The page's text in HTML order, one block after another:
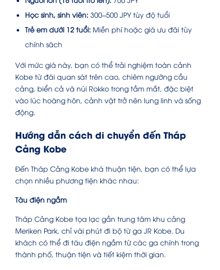
Học sinh, sinh viên: 300–500 JPY tùy độ tuổi
Trẻ em dưới 12 tuổi: Miễn phí hoặc giá ưu đãi tùy
chính sách
Với mức giá này, bạn có thể trải nghiệm toàn cảnh
Kobe từ đài quan sát trên cao, chiêm ngưỡng cầu
cảng, biển cả và núi Rokko trong tầm mắt, đặc biệt
vào lúc hoàng hôn, cảnh vật trở nên lung linh và sống
động.
Hướng dẫn cách di chuyển đến Tháp
Cảng Kobe
Đến Tháp Cảng Kobe khá thuận tiện, bạn có thể lựa
chọn nhiều phương tiện khác nhau:
Tàu điện ngầm
Tháp Cảng Kobe tọa lạc gần trung tâm khu cảng
Meriken Park, chỉ vài phút đi bộ từ ga JR Kobe. Du
khách có thể đi tàu điện ngầm từ các ga chính trong
thành phố, thuận tiện và tiết kiệm thời gian.